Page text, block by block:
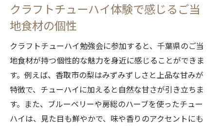
クラフトチューハイ体験で感じるご当
地食材の個性
クラフトチューハイ勉強会に参加すると、千葉県のご当
地食材が持つ個性的な魅力を身近に感じることができま
す。例えば、香取市の梨はみずみずしさと上品な甘みが
特徴で、チューハイに加えると自然な甘さが引き立ちま
す。また、ブルーベリーや房総のハーブを使ったチュー
ハイは、見た目も鮮やかで、味や香りのアクセントにも